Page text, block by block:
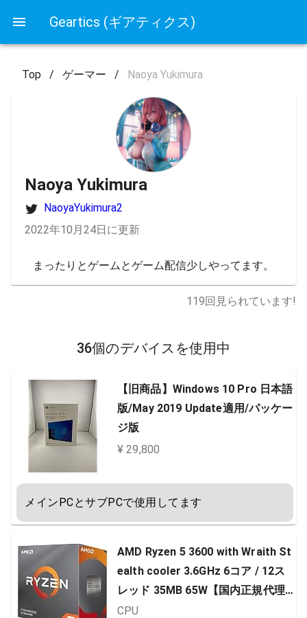
Geartics (ギアティクス)
Top / ゲーマー / Naoya Yukimura
Naoya Yukimura
NaoyaYukimura2
2022年10月24日に更新
まったりとゲームとゲーム配信少しやってます。
119回見られています!
36個のデバイスを使用中
【旧商品】Windows 10 Pro 日本語
版/May 2019 Update適用/パッケー
ジ版
¥ 29,800
メインPCとサブPCで使用してます
AMD Ryzen 5 3600 with Wraith St
ealth cooler 3.6GHz 6コア / 12ス
レッド 35MB 65W【国内正規代理
店品】 100-100000031BOX
CPU